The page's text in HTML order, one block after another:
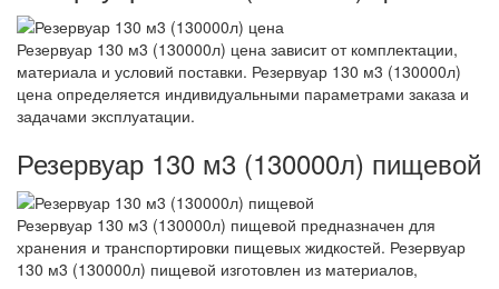
Резервуар 130 м3 (130000л) цена зависит от комплектации,
материала и условий поставки. Резервуар 130 м3 (130000л)
цена определяется индивидуальными параметрами заказа и
задачами эксплуатации.
Резервуар 130 м3 (130000л) пищевой
Резервуар 130 м3 (130000л) пищевой предназначен для
хранения и транспортировки пищевых жидкостей. Резервуар
130 м3 (130000л) пищевой изготовлен из материалов,